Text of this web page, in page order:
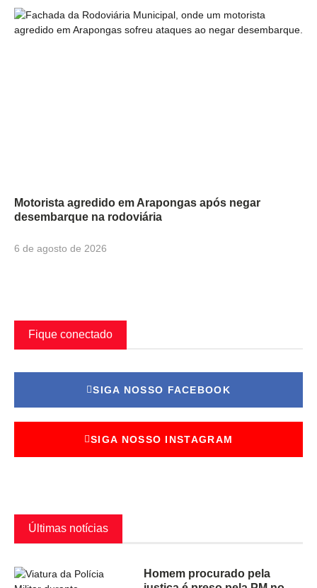
Motorista agredido em Arapongas após negar
desembarque na rodoviária
6 de agosto de 2026
Fique conectado
SIGA NOSSO FACEBOOK
SIGA NOSSO INSTAGRAM
Últimas notícias
Homem procurado pela